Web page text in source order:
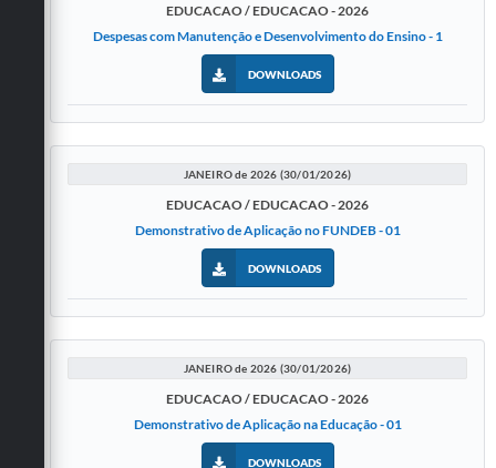
EDUCACAO / EDUCACAO - 2026
Despesas com Manutenção e Desenvolvimento do Ensino - 1
DOWNLOADS
JANEIRO de 2026 (30/01/2026)
EDUCACAO / EDUCACAO - 2026
Demonstrativo de Aplicação no FUNDEB - 01
DOWNLOADS
JANEIRO de 2026 (30/01/2026)
EDUCACAO / EDUCACAO - 2026
Demonstrativo de Aplicação na Educação - 01
DOWNLOADS